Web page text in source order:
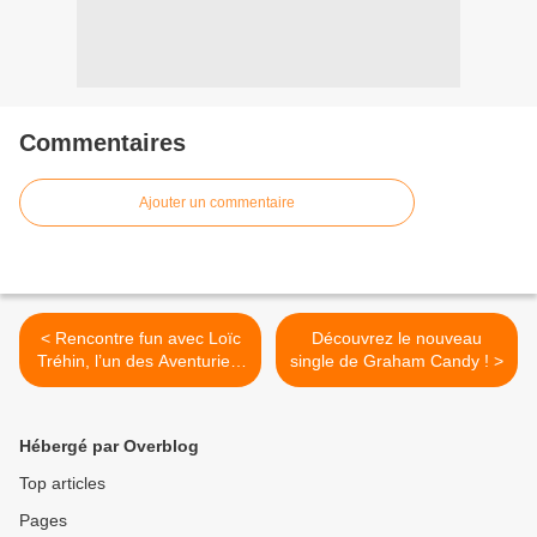
Commentaires
Ajouter un commentaire
< Rencontre fun avec Loïc
Tréhin, l’un des Aventuriers
De La Cité Z !
Découvrez le nouveau
single de Graham Candy ! >
Hébergé par Overblog
Top articles
Pages